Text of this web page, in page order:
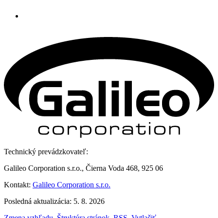
Technický prevádzkovateľ:
Galileo Corporation s.r.o., Čierna Voda 468, 925 06
Kontakt: Galileo Corporation s.r.o.
Posledná aktualizácia: 5. 8. 2026